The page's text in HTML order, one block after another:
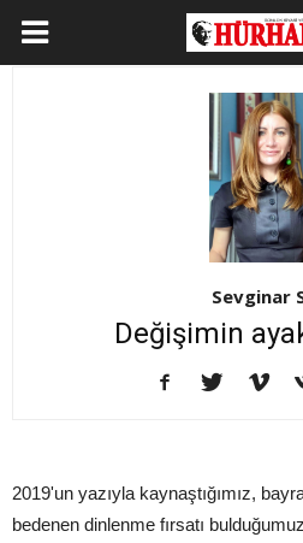
Sevginar
Değişimin
2019'un yazıyla kaynaştığımız,
bedenen dinlenme fırsatı